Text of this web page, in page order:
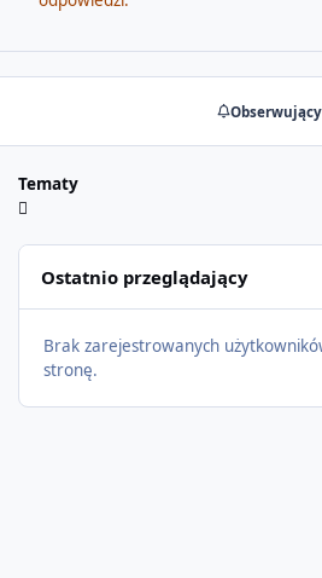
Obserwujący
Tematy
Ostatnio przeglądający
Brak zarejestrowanych
stronę.